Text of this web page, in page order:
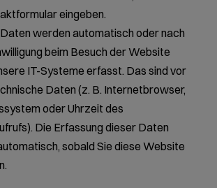
eingeben.
werden automatisch oder nach
beim Besuch der Website
IT-Systeme erfasst. Das sind vor
Daten (z. B. Internetbrowser,
oder Uhrzeit des
Die Erfassung dieser Daten
sobald Sie diese Website